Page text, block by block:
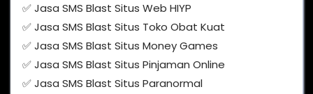
✅ Jasa SMS Blast Situs Web HIYP
✅ Jasa SMS Blast Situs Toko Obat Kuat
✅ Jasa SMS Blast Situs Money Games
✅ Jasa SMS Blast Situs Pinjaman Online
✅ Jasa SMS Blast Situs Paranormal